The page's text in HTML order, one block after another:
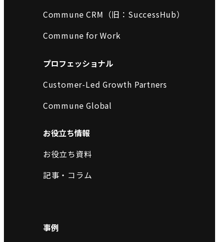
Commune CRM（旧：SuccessHub）
Commune for Work
プロフェッショナル
Customer-Led Growth Partners
Commune Global
お役立ち情報
お役立ち資料
記事・コラム
事例